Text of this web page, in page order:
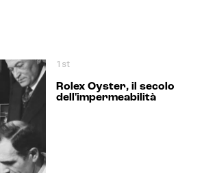
1st
Rolex Oyster, il secolo
dell'impermeabilità